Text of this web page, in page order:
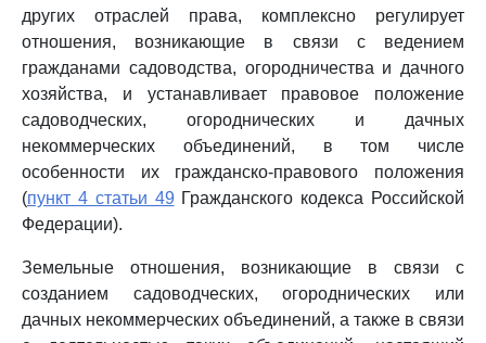
других отраслей права, комплексно регулирует
отношения, возникающие в связи с ведением
гражданами садоводства, огородничества и дачного
хозяйства, и устанавливает правовое положение
садоводческих, огороднических и дачных
некоммерческих объединений, в том числе
особенности их гражданско-правового положения
(пункт 4 статьи 49 Гражданского кодекса Российской
Федерации).
Земельные отношения, возникающие в связи с
созданием садоводческих, огороднических или
дачных некоммерческих объединений, а также в связи